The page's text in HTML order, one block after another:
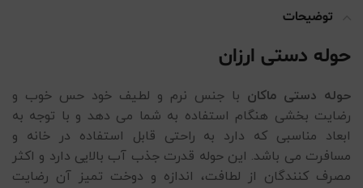
توضیحات
حوله دستی ارزان
حوله دستی ماکان با جنس نرم و لطیف خود حس خوب و
رضایت بخشی هنگام استفاده به شما می دهد و با توجه به
ابعاد مناسبی که دارد به راحتی قابل استفاده در خانه و
مسافرت می باشد. این حوله قدرت جذب آب بالایی دارد و اکثر
مصرف کنندگان از لطافت، اندازه و دوخت تمیز آن رضایت